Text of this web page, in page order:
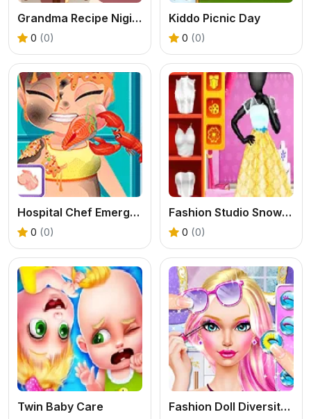
Grandma Recipe Nigiri Sushi
0 (0)
Kiddo Picnic Day
0 (0)
Hospital Chef Emergency
0 (0)
Fashion Studio Snow Queen Dress 2
0 (0)
Twin Baby Care Fashion Doll Diversity Salon